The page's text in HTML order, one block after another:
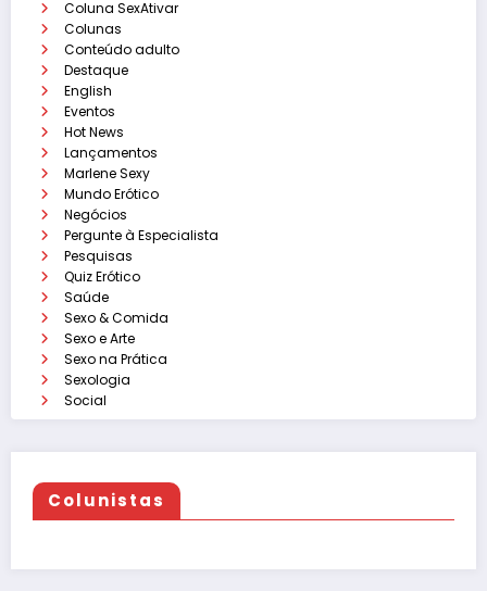
Coluna SexAtivar
Colunas
Conteúdo adulto
Destaque
English
Eventos
Hot News
Lançamentos
Marlene Sexy
Mundo Erótico
Negócios
Pergunte à Especialista
Pesquisas
Quiz Erótico
Saúde
Sexo & Comida
Sexo e Arte
Sexo na Prática
Sexologia
Social
Colunistas